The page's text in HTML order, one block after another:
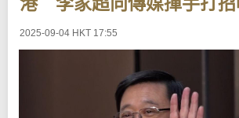
2025-09-04 HKT 17:55